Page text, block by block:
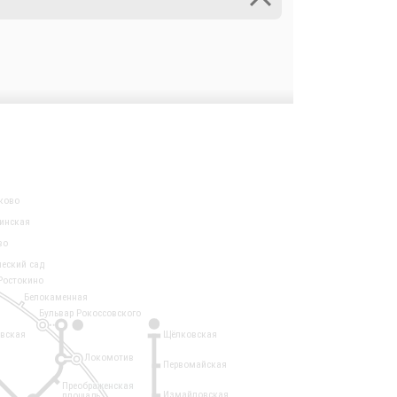
1
Локомотив
сад
Белокаменная
Щёлковская
Первомайская
Измайловская
Бульвар Рокоссовского
Преображенская